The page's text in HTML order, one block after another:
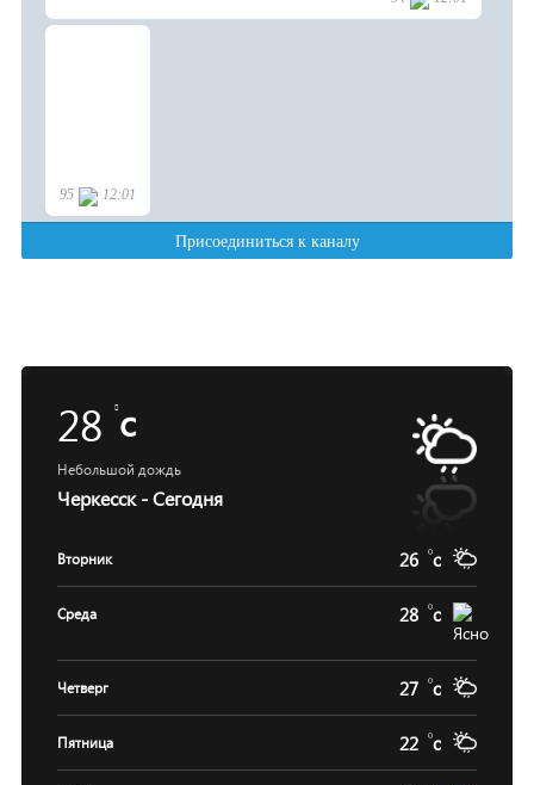
28 c
Небольшой дождь
Черкесск - Сегодня
Вторник 26 c
Среда 28 c
Четверг 27 c
Пятница 22 c